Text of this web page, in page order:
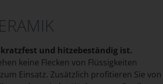
und hitzebeständig ist.
keine Flecken von Flüssigkeiten
Einsatz. Zusätzlich profitieren Sie von